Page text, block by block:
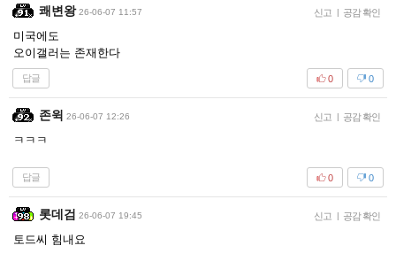
쾌변왕 26-06-07 11:57 신고 | 공감 확인
미국에도
오이갤러는 존재한다
답글 0
0
존윅 26-06-07 12:26 신고 | 공감 확인
ㅋㅋㅋ
답글 0
0
롯데검 26-06-07 19:45 신고 | 공감 확인
토드씨 힘내요